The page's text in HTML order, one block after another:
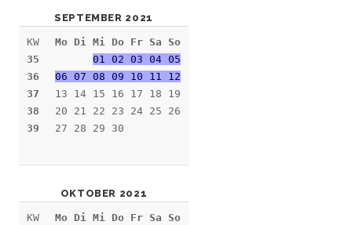
SEPTEMBER 2021
KW
35
36
37
38
39
Mo Di Mi Do Fr Sa So
01 02 03 04 05
06 07 08 09 10 11 12
13 14 15 16 17 18 19
20 21 22 23 24 25 26
27 28 29 30
OKTOBER 2021
KW
Mo Di Mi Do Fr Sa So